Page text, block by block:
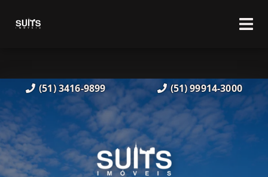
(51) 3416-9899 (51) 99914-3000